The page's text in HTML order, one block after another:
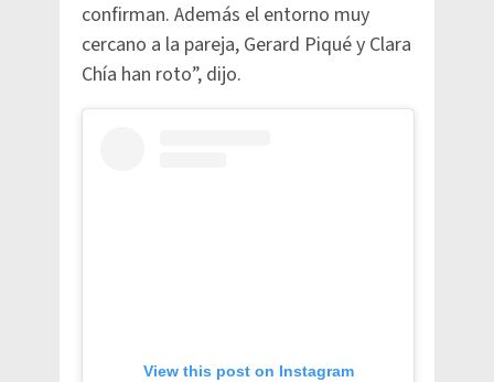
confirman. Además el entorno muy
cercano a la pareja, Gerard Piqué y Clara
Chía han roto”, dijo.
View this post on Instagram